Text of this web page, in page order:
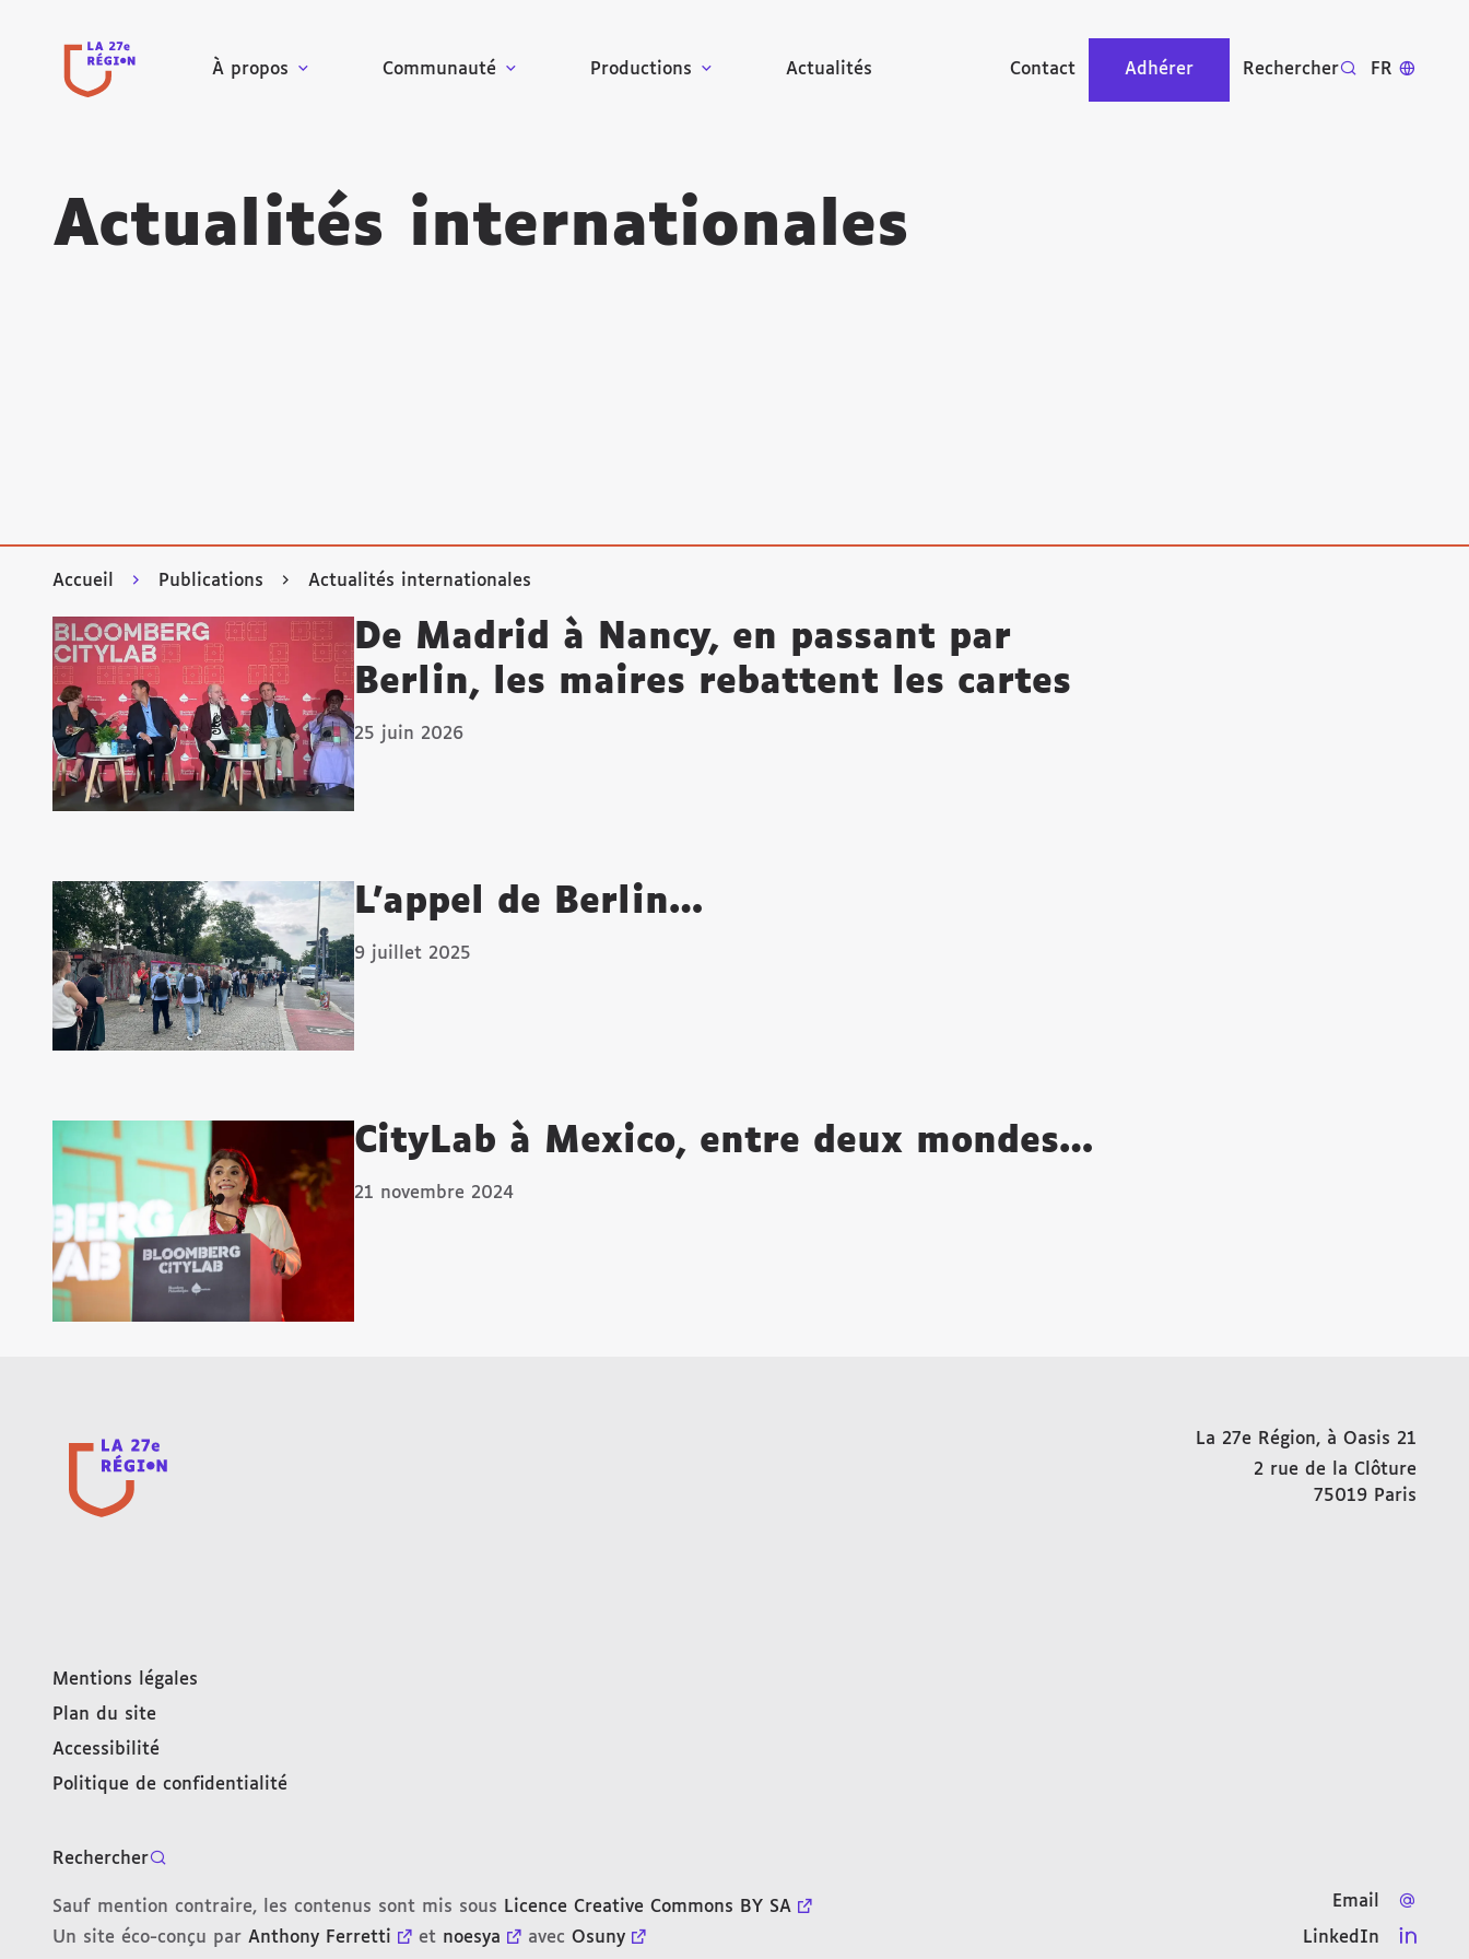
À propos Communauté Productions Actualités Contact Adhérer Rechercher FR
Actualités internationales
Accueil Publications Actualités internationales
De Madrid à Nancy, en passant par
Berlin, les maires rebattent les cartes
25 juin 2026
L’appel de Berlin…
9 juillet 2025
CityLab à Mexico, entre deux mondes…
21 novembre 2024
La 27e Région, à Oasis 21
2 rue de la Clôture
75019 Paris
Email
LinkedIn
Mentions légales
Plan du site
Accessibilité
Politique de confidentialité
Rechercher
Sauf mention contraire, les contenus sont mis sous Licence Creative Commons BY SA
Un site éco-conçu par Anthony Ferretti et noesya avec Osuny